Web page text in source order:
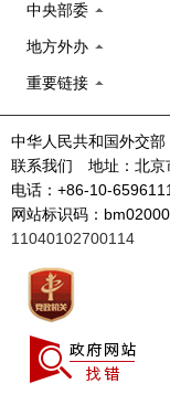
中央部委
地方外办
重要链接
中华人民共和国外交
联系我们 地址：北
电话：+86-10-
网站标识码：
11040102700114